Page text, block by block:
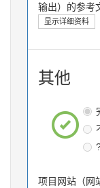
输出）的参考
显示详细资料
其他
项目网站（网